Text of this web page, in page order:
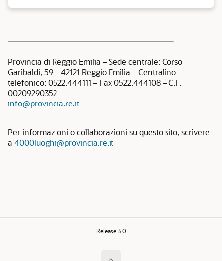
Provincia di Reggio Emilia – Sede centrale: Corso
Garibaldi, 59 – 42121 Reggio Emilia – Centralino
telefonico: 0522.444111 – Fax 0522.444108 – C.F.
00209290352
info@provincia.re.it
Per informazioni o collaborazioni su questo sito, scrivere
a 4000luoghi@provincia.re.it
Release 3.0